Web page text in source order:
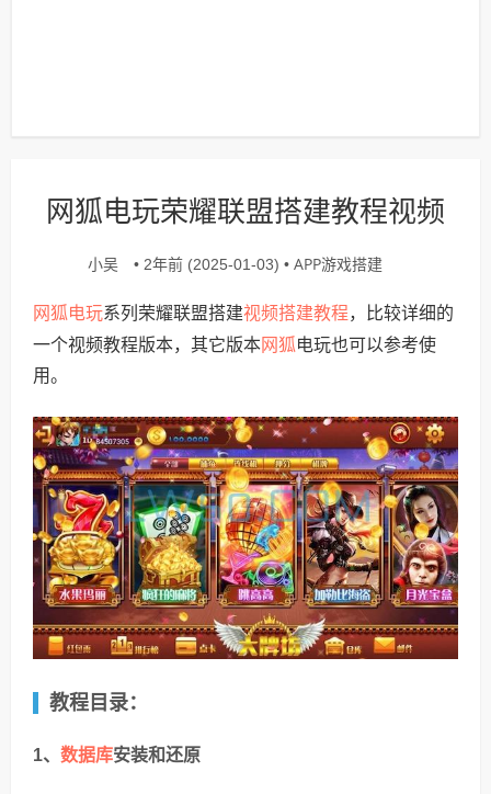
网狐电玩荣耀联盟搭建教程视频
小吴 • 2年前 (2025-01-03) • APP游戏搭建
网狐电玩系列荣耀联盟搭建视频搭建教程，比较详细的
一个视频教程版本，其它版本网狐电玩也可以参考使
用。
教程目录：
1、 数据库安装和还原